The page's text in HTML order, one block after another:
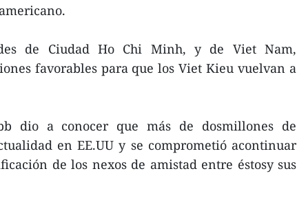
de Ciudad Ho Chi Minh, y de Viet Nam,
favorables para que los Viet Kieu vuelvan a
dio a conocer que más de dosmillones de
en EE.UU y se comprometió acontinuar
de los nexos de amistad entre éstosy sus